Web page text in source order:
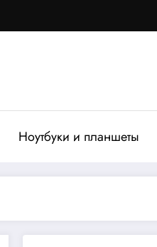
Ноутбуки и планшеты